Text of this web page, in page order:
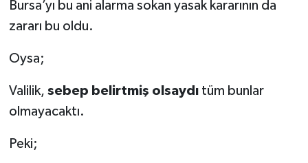
Bursa’yı bu ani alarma sokan yasak kararının da
zararı bu oldu.
Oysa;
Valilik, sebep belirtmiş olsaydıtüm bunlar
olmayacaktı.
Peki;